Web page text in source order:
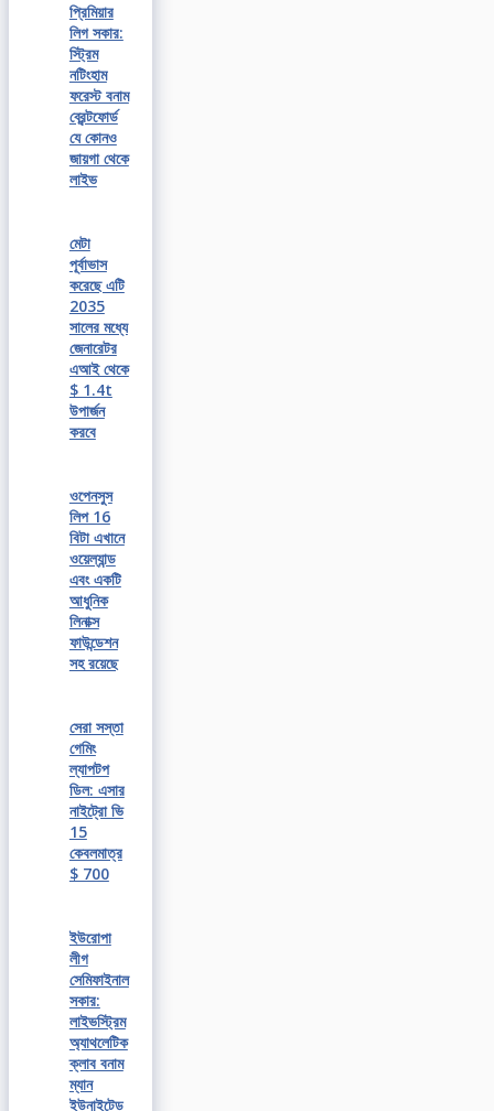
প্রিমিয়ার
লিগ সকার:
স্ট্রিম
নটিংহাম
ফরেস্ট বনাম
ব্রেন্টফোর্ড
যে কোনও
জায়গা থেকে
লাইভ
মেটা
পূর্বাভাস
করেছে এটি
2035
সালের মধ্যে
জেনারেটর
এআই থেকে
$ 1.4t
উপার্জন
করবে
ওপেনসুস
লিপ 16
বিটা এখানে
ওয়েল্যান্ড
এবং একটি
আধুনিক
লিনাক্স
ফাউন্ডেশন
সহ রয়েছে
সেরা সস্তা
গেমিং
ল্যাপটপ
ডিল: এসার
নাইট্রো ভি
15
কেবলমাত্র
$ 700
ইউরোপা
লীগ
সেমিফাইনাল
সকার:
লাইভস্ট্রিম
অ্যাথলেটিক
ক্লাব বনাম
ম্যান
ইউনাইটেড